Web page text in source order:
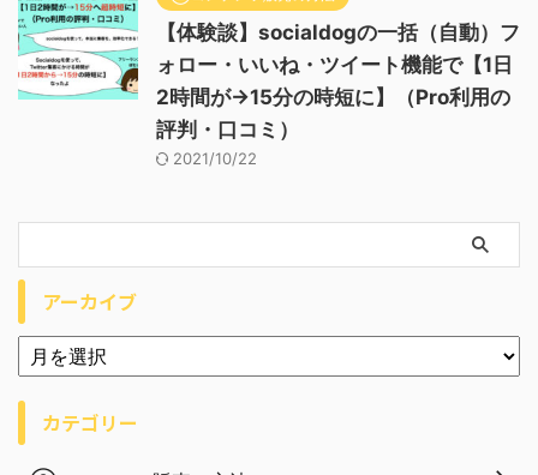
【体験談】socialdogの一括（自動）フ
ォロー・いいね・ツイート機能で【1日
2時間が→15分の時短に】（Pro利用の
評判・口コミ）
2021/10/22
アーカイブ
カテゴリー